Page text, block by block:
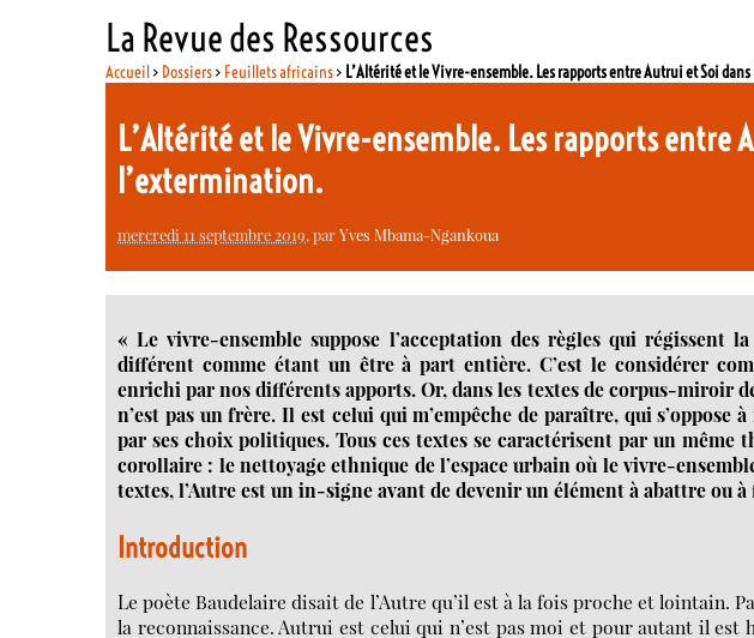
La Revue des Ressources
Accueil> Dossiers> Feuillets africains> L’Altérité et le Vivre-ensemble. Les rapports entre Autrui et Soi
L’Altérité et le Vivre-ensemble. Les rapports
l’extermination.
mercredi 11 septembre 2019, parYves Mbama-Ngankoua
« Le vivre-ensemble suppose l’acceptation des règles qui régissent
différent comme étant un être à part entière. C’est le considérer
enrichi par nos différents apports. Or, dans les textes de corpus-miroir
n’est pas un frère. Il est celui qui m’empêche de paraître, qui
par ses choix politiques. Tous ces textes se caractérisent par un même
corollaire : le nettoyage ethnique de l’espace urbain où le vivre-
textes, l’Autre est un in-signe avant de devenir un élément à abattre ou
Introduction
Le poète Baudelaire disait de l’Autre qu’il est à la fois proche et lointain.
la reconnaissance. Autrui est celui qui n’est pas moi et pour autant il est